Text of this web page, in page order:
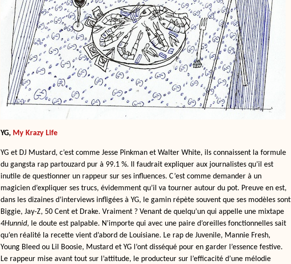
YG, My Krazy Life
YG et DJ Mustard, c’est comme Jesse Pinkman et Walter White, ils connaissent la formule
du gangsta rap partouzard pur à 99.1 %. Il faudrait expliquer aux journalistes qu’il est
inutile de questionner un rappeur sur ses influences. C’est comme demander à un
magicien d’expliquer ses trucs, évidemment qu’il va tourner autour du pot. Preuve en est,
dans les dizaines d’interviews infligées à YG, le gamin répète souvent que ses modèles sont
Biggie, Jay-Z, 50 Cent et Drake. Vraiment ? Venant de quelqu’un qui appelle une mixtape
4Hunnid, le doute est palpable. N’importe qui avec une paire d’oreilles fonctionnelles sait
qu’en réalité la recette vient d’abord de Louisiane. Le rap de Juvenile, Mannie Fresh,
Young Bleed ou Lil Boosie, Mustard et YG l’ont disséqué pour en garder l’essence festive.
Le rappeur mise avant tout sur l’attitude, le producteur sur l’efficacité d’une mélodie